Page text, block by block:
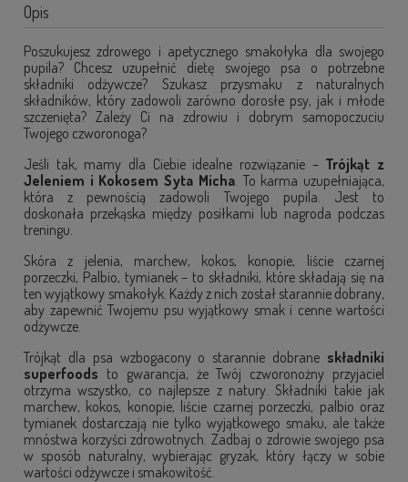
Opis
Poszukujesz zdrowego i apetycznego smakołyka dla swojego
pupila? Chcesz uzupełnić dietę swojego psa o potrzebne
składniki odżywcze? Szukasz przysmaku z naturalnych
składników, który zadowoli zarówno dorosłe psy, jak i młode
szczenięta? Zależy Ci na zdrowiu i dobrym samopoczuciu
Twojego czworonoga?
Jeśli tak, mamy dla Ciebie idealne rozwiązanie – Trójkąt z
Jeleniem i Kokosem Syta Micha. To karma uzupełniająca,
która z pewnością zadowoli Twojego pupila. Jest to
doskonała przekąska między posiłkami lub nagroda podczas
treningu.
Skóra z jelenia, marchew, kokos, konopie, liście czarnej
porzeczki, Palbio, tymianek – to składniki, które składają się na
ten wyjątkowy smakołyk. Każdy z nich został starannie dobrany,
aby zapewnić Twojemu psu wyjątkowy smaki cenne wartości
odżywcze.
Trójkąt dla psa wzbogacony o starannie dobrane składniki
superfoods to gwarancja, że Twój czworonożny przyjaciel
otrzyma wszystko, co najlepsze z natury. Składniki takie jak
marchew, kokos, konopie, liście czarnej porzeczki, palbio oraz
tymianek dostarczają nie tylko wyjątkowego smaku, ale także
mnóstwa korzyści zdrowotnych. Zadbaj o zdrowie swojego psa
w sposób naturalny, wybierając gryzak, który łączy w sobie
wartości odżywcze i smakowitość.